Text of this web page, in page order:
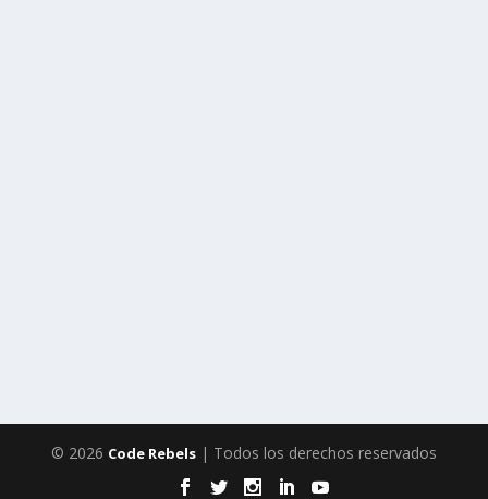
© 2026 Code Rebels | Todos los derechos reservados